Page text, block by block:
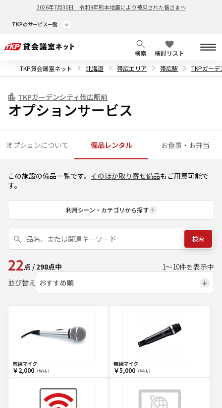
2026年7月30日 令和8年熊本地震により被災された皆さまへ
TKPのサービス一覧
検索
検討リスト
TKP貸会議室ネット
北海道 帯広エリア 帯広駅 TKPガー
TKPガーデンシティ帯広駅前
オプションサービス
オプションについて 備品レンタル お食事・お弁当
この施設の備品一覧です。 そのほか取り寄せ備品もご用意可能で
す。
利用シーン・カテゴリから探す
検索
22点 / 298点中 1～10件を表示中
並び替え
有線マイク
￥2,000（税抜）
無線マイク
￥5,000（税抜）